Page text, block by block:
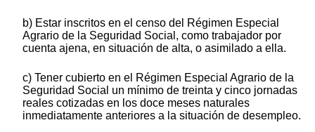
b) Estar inscritos en el censo del Régimen Especial
Agrario de la Seguridad Social, como trabajador por
cuenta ajena, en situación de alta, o asimilado a ella.
c) Tener cubierto en el Régimen Especial Agrario de la
Seguridad Social un mínimo de treinta y cinco jornadas
reales cotizadas en los doce meses naturales
inmediatamente anteriores a la situación de desempleo.